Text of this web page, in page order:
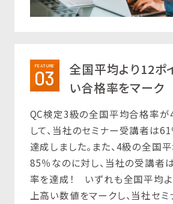
FEATURE
03
全国平均より12ポ
い合格率をマーク
QC検定3級の全国平均合格率
して、当社のセミナー受講者は
達成しました。また、4級の全国
85％なのに対し、当社の受講者
率を達成！ いずれも全国平均よ
上高い数値をマークし、当社セ